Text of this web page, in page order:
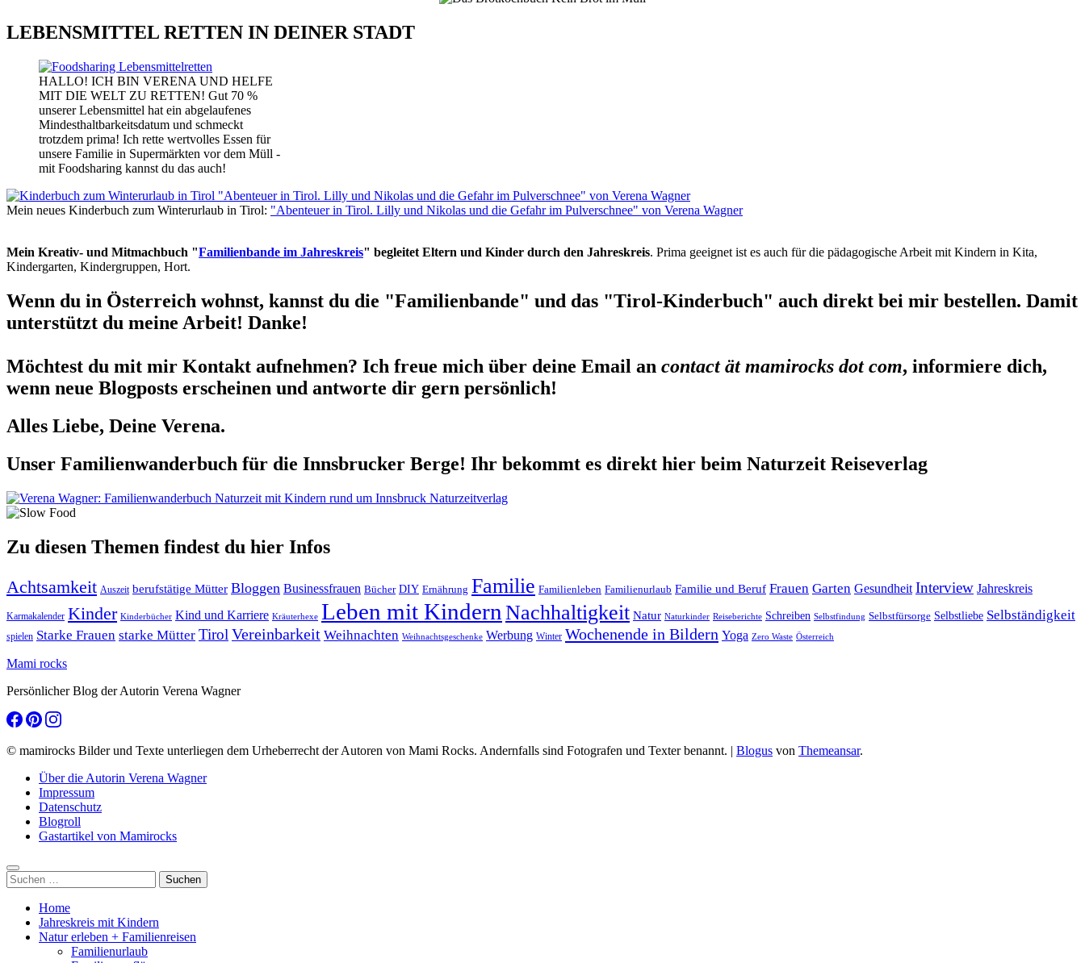
LEBENSMITTEL RETTEN IN DEINER STADT
HALLO! ICH BIN VERENA UND HELFE
MIT DIE WELT ZU RETTEN! Gut 70 %
unserer Lebensmittel hat ein abgelaufenes
Mindesthaltbarkeitsdatum und schmeckt
trotzdem prima! Ich rette wertvolles Essen für
unsere Familie in Supermärkten vor dem Müll -
mit Foodsharing kannst du das auch!
Mein neues Kinderbuch zum Winterurlaub in Tirol: "Abenteuer in Tirol. Lilly und Nikolas und die Gefahr im Pulverschnee" von Verena Wagner
Mein Kreativ- und Mitmachbuch "Familienbande im Jahreskreis" begleitet Eltern und Kinder durch den Jahreskreis. Prima geeignet ist es auch für die pädagogische Arbeit mit Kindern in Kita,
Kindergarten, Kindergruppen, Hort.
Wenn du in Österreich wohnst, kannst du die "Familienbande" und das "Tirol-Kinderbuch" auch direkt bei mir bestellen. Damit
unterstützt du meine Arbeit! Danke!
Möchtest du mit mir Kontakt aufnehmen? Ich freue mich über deine Email an contact ät mamirocks dot com, informiere dich,
wenn neue Blogposts erscheinen und antworte dir gern persönlich!
Alles Liebe, Deine Verena.
Unser Familienwanderbuch für die Innsbrucker Berge! Ihr bekommt es direkt hier beim Naturzeit Reiseverlag
Zu diesen Themen findest du hier Infos
Achtsamkeit Auszeit berufstätige Mütter Bloggen Businessfrauen Bücher DIY Ernährung Familie Familienleben Familienurlaub Familie und Beruf Frauen Garten Gesundheit Interview Jahreskreis
Karmakalender Kinder Kinderbücher Kind und Karriere Kräuterhexe Leben mit Kindern Nachhaltigkeit Natur Naturkinder Reiseberichte Schreiben Selbstfindung Selbstfürsorge Selbstliebe Selbständigkeit
spielen Starke Frauen starke Mütter Tirol Vereinbarkeit Weihnachten Weihnachtsgeschenke Werbung Winter Wochenende in Bildern Yoga Zero Waste Österreich
Mami rocks
Persönlicher Blog der Autorin Verena Wagner
© mamirocks Bilder und Texte unterliegen dem Urheberrecht der Autoren von Mami Rocks. Andernfalls sind Fotografen und Texter benannt. | Blogus von Themeansar.
Über die Autorin Verena Wagner
Impressum
Datenschutz
Blogroll
Gastartikel von Mamirocks
Suchen
nach:
Home
Jahreskreis mit Kindern
Natur erleben + Familienreisen
Familienurlaub